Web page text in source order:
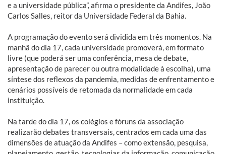
e a universidade pública”, afirma o presidente da Andifes, João
Carlos Salles, reitor da Universidade Federal da Bahia.
A programação do evento será dividida em três momentos. Na
manhã do dia 17, cada universidade promoverá, em formato
livre (que poderá ser uma conferência, mesa de debate,
apresentação de parecer ou outra modalidade à escolha), uma
síntese dos reflexos da pandemia, medidas de enfrentamento e
cenários possíveis de retomada da normalidade em cada
instituição.
Na tarde do dia 17, os colégios e fóruns da associação
realizarão debates transversais, centrados em cada uma das
dimensões de atuação da Andifes – como extensão, pesquisa,